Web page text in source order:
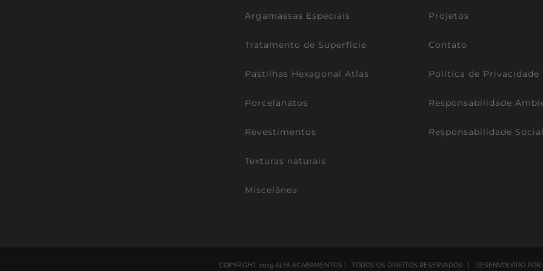
Argamassas Especiais
Tratamento de Superfície
Pastilhas Hexagonal Atlas
Porcelanatos
Revestimentos
Texturas naturais
Miscelânea
Projetos
Contato
Política de Privacidade
Responsabilidade
Responsabilidade Social
COPYRIGHT 2019 ALFA ACABAMENTOS | TODOS OS DIREITOS RESERVADOS | DESENVOLVIDO POR